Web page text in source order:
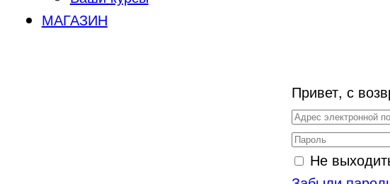
МАГАЗИН
Привет, с
Не